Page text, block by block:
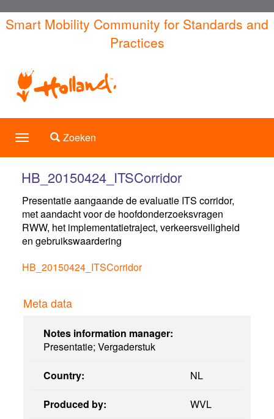
Overslaan
en
inhoud
gaan
Smart Mobility Community for Standards and
Practices
ToggleToggle search
Zoeken
HB_20150424_ITSCorridor
Presentatie aangaande de evaluatie ITS corridor,
met aandacht voor de hoofdonderzoeksvragen
RWW, het implementatietraject, verkeersveiligheid
en gebruikswaardering
HB_20150424_ITSCorridor
Meta data
Notes information manager:
Presentatie; Vergaderstuk
Country: NL
Produced by: WVL